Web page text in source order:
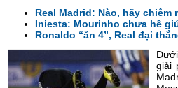
Real Madrid: Nào, hãy
Iniesta: Mourinho chưa hề
Ronaldo “ăn 4”, Real đại
giải